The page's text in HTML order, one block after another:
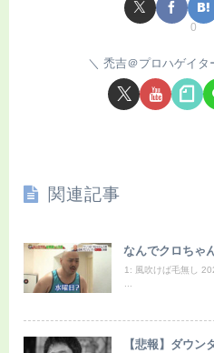
0
禿吉＠プロハゲイタ
関連記事
なんでクロちゃ
1: 風吹けば毛無し
...
【悲報】ダウ